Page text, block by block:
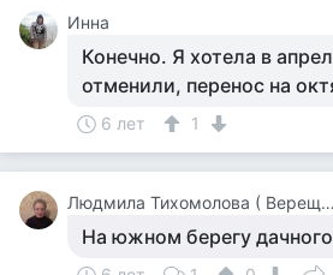
Инна
Конечно. Я хотела в
отменили, перенос на
6 лет 1
Людмила Тихомолова ( Верещагина )
На южном берегу